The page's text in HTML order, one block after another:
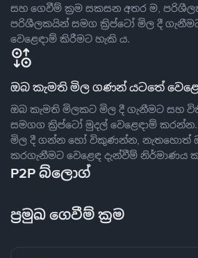
සහ ගෙවීම් ක්‍රම සකසන අතර ම,
පරිශීලකයින් සමග ක්‍රිප්ටෝ මිල දී
වෙළෙඳාම් කිරීමට හැකි ය.
ඔබ කැමති මිල ගණන් යටතේ
ඔබ කැමති මිලකට මිල දී ගැනීමට සහ
සමගග ක්‍රිප්ටෝ මුදල් වෙළෙඳාම්
මිල දී ගන්න හෝ විකුණන්න, නැතහොත්
කරගැනීමට වෙළෙඳ දැන්වීම් නිර්මාණය
P2P බ්ලොග්
ප්‍රමුඛ ගෙවීම් ක්‍රම